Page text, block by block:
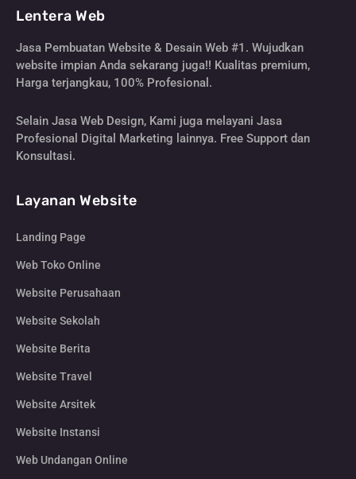
Lentera Web
Jasa Pembuatan Website & Desain Web #1. Wujudkan
website impian Anda sekarang juga!! Kualitas premium,
Harga terjangkau, 100% Profesional.
Selain Jasa Web Design, Kami juga melayani Jasa
Profesional Digital Marketing lainnya. Free Support dan
Konsultasi.
Layanan Website
Landing Page
Web Toko Online
Website Perusahaan
Website Sekolah
Website Berita
Website Travel
Website Arsitek
Website Instansi
Web Undangan Online